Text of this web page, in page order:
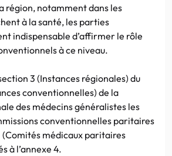
région, notamment dans les
à la santé, les parties
indispensable d’affirmer le rôle
à ce niveau.
3 (Instances régionales) du
conventionnelles) de la
des médecins généralistes les
conventionnelles paritaires
(Comités médicaux paritaires
à l’annexe 4.